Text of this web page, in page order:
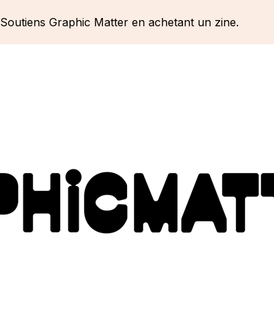
Soutiens Graphic Matter en achetant un zine.